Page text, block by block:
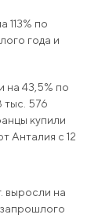
113% по
года и
на 43,5% по
тыс. 576
купили
Анталия с 12
выросли на